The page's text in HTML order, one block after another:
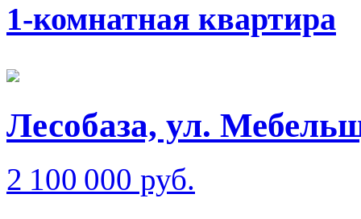
1-комнатная квартира
Лесобаза, ул.
2 100 000 руб.